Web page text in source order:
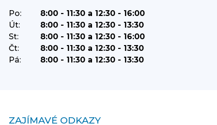
Po:
8:00 - 11:30 a 12:30 - 16:00
Út:
8:00 - 11:30 a 12:30 - 13:30
St:
8:00 - 11:30 a 12:30 - 16:00
Čt:
8:00 - 11:30 a 12:30 - 13:30
Pá:
8:00 - 11:30 a 12:30 - 13:30
ZAJÍMAVÉ ODKAZY